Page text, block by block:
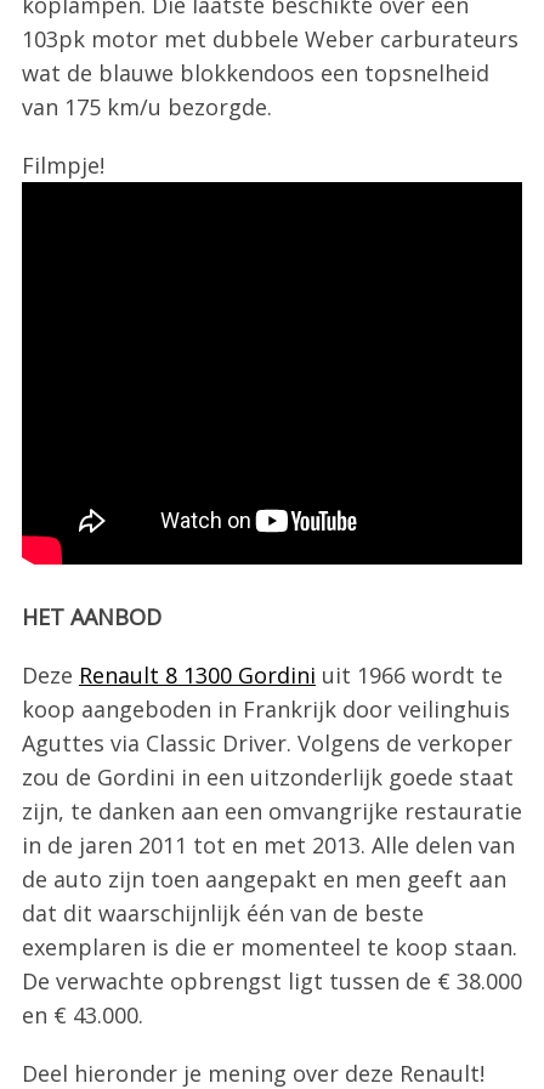
103pk motor met dubbele Weber carburateurs
wat de blauwe blokkendoos een topsnelheid
van 175 km/u bezorgde.
Filmpje!
HET AANBOD
Deze Renault 8 1300 Gordini uit 1966 wordt te
koop aangeboden in Frankrijk door veilinghuis
Aguttes via Classic Driver. Volgens de verkoper
zou de Gordini in een uitzonderlijk goede staat
zijn, te danken aan een omvangrijke restauratie
in de jaren 2011 tot en met 2013. Alle delen van
de auto zijn toen aangepakt en men geeft aan
dat dit waarschijnlijk één van de beste
exemplaren is die er momenteel te koop staan.
De verwachte opbrengst ligt tussen de € 38.000
en € 43.000.
Deel hieronder je mening over deze Renault!